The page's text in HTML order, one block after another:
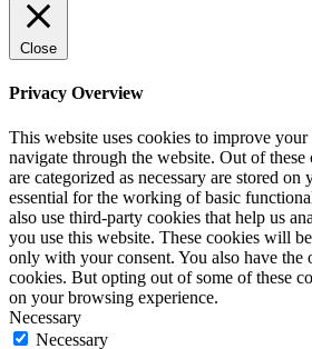
Close
Privacy Overview
This website uses cookies to improve
navigate through the website. Out of these
are categorized as necessary are stored on
essential for the working of basic
also use third-party cookies that help us
you use this website. These cookies will
only with your consent. You also have the
cookies. But opting out of some of these
on your browsing experience.
Necessary
Necessary